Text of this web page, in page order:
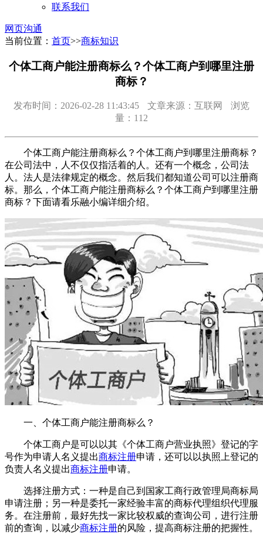
联系我们
网页沟通
当前位置： 首页>>商标知识
个体工商户能注册商标么？个体工商户到哪里注册
商标？
发布时间：2026-02-28 11:43:45 文章来源：互联网
浏览
量：112
个体工商户能注册商标么？个体工商户到哪里注册商标？
在公司法中，人不仅仅指活着的人。还有一个概念，公司法
人。法人是法律规定的概念。然后我们都知道公司可以注册商
标。那么，个体工商户能注册商标么？个体工商户到哪里注册
商标？下面请看乐融小编详细介绍。
一、个体工商户能注册商标么？
个体工商户是可以以其《个体工商户营业执照》登记的字
号作为申请人名义提出商标注册申请，还可以以执照上登记的
负责人名义提出商标注册申请。
选择注册方式：一种是自己到国家工商行政管理局商标局
申请注册；另一种是委托一家经验丰富的商标代理组织代理服
务。在注册前，最好先找一家比较权威的查询公司，进行注册
前的查询，以减少商标注册的风险，提高商标注册的把握性。